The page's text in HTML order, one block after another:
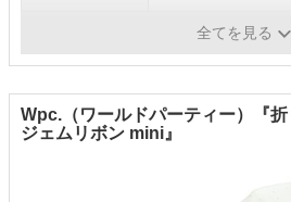
全てを見る
Wpc.（ワールドパーティー）『
ジェムリボン mini』